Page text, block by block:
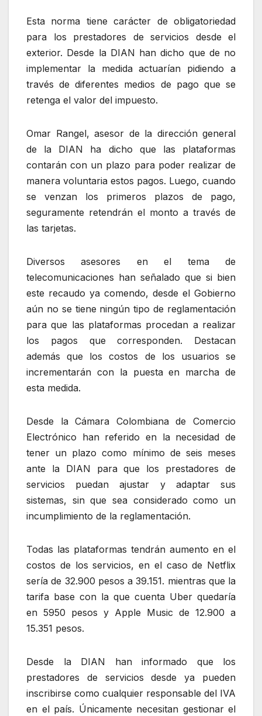
Esta norma tiene carácter de obligatoriedad
para los prestadores de servicios desde el
exterior. Desde la DIAN han dicho que de no
implementar la medida actuarían pidiendo a
través de diferentes medios de pago que se
retenga el valor del impuesto.
Omar Rangel, asesor de la dirección general
de la DIAN ha dicho que las plataformas
contarán con un plazo para poder realizar de
manera voluntaria estos pagos. Luego, cuando
se venzan los primeros plazos de pago,
seguramente retendrán el monto a través de
las tarjetas.
Diversos asesores en el tema de
telecomunicaciones han señalado que si bien
este recaudo ya comendo, desde el Gobierno
aún no se tiene ningún tipo de reglamentación
para que las plataformas procedan a realizar
los pagos que corresponden. Destacan
además que los costos de los usuarios se
incrementarán con la puesta en marcha de
esta medida.
Desde la Cámara Colombiana de Comercio
Electrónico han referido en la necesidad de
tener un plazo como mínimo de seis meses
ante la DIAN para que los prestadores de
servicios puedan ajustar y adaptar sus
sistemas, sin que sea considerado como un
incumplimiento de la reglamentación.
Todas las plataformas tendrán aumento en el
costos de los servicios, en el caso de Netflix
sería de 32.900 pesos a 39.151. mientras que la
tarifa base con la que cuenta Uber quedaría
en 5950 pesos y Apple Music de 12.900 a
15.351 pesos.
Desde la DIAN han informado que los
prestadores de servicios desde ya pueden
inscribirse como cualquier responsable del IVA
en el país. Únicamente necesitan gestionar el